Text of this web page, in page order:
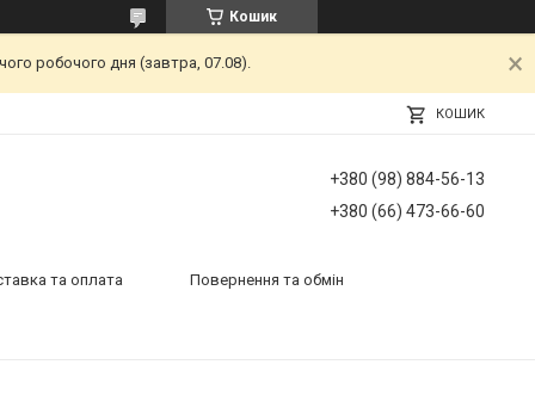
Кошик
робочого дня (завтра, 07.08).
КОШИК
+380 (98) 884-56-13
+380 (66) 473-66-60
та оплата Повернення та обмін